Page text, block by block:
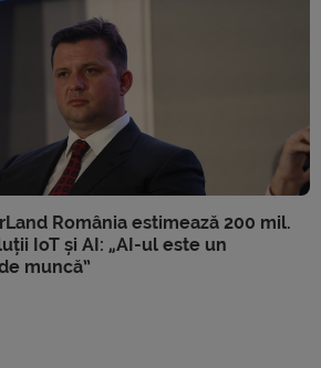
România estimează 200 mil.
IoT și AI: „AI-ul este un
muncă”